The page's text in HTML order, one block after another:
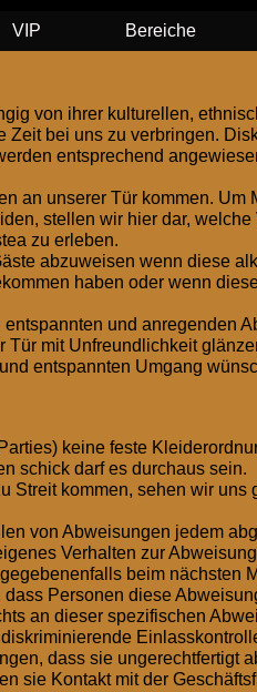
VIP Bereiche
von ihrer kulturellen,
Zeit bei uns zu verbringen.
entsprechend
an unserer Tür kommen. Um
stellen wir hier dar,
zu erleben.
abzuweisen wenn diese
haben oder wenn
und anregenden
Tür mit Unfreundlichkeit
entspannten Umgang
keine feste
schick darf es durchaus sein.
Streit kommen, sehen wir
von Abweisungen jedem
Verhalten zur
beim nächsten
Personen diese
an dieser spezifischen
dass sie ungerechtfertigt
sie Kontakt mit der